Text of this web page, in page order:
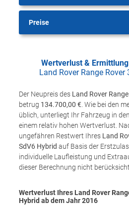
Preise
Wertverlust &
Land Rover Range Rover
Der Neupreis des Land Rover
betrug 134.700,00 € . Wie bei den
üblich, unterliegt Ihr Fahrzeug in
einem relativ hohen Wertverlust.
ungefähren Restwert Ihres Land
SdV6 Hybrid auf Basis der
individuelle Laufleistung und
dieser Berechnung nicht
Wertverlust Ihres Land Rover
Hybrid ab dem Jahr2016